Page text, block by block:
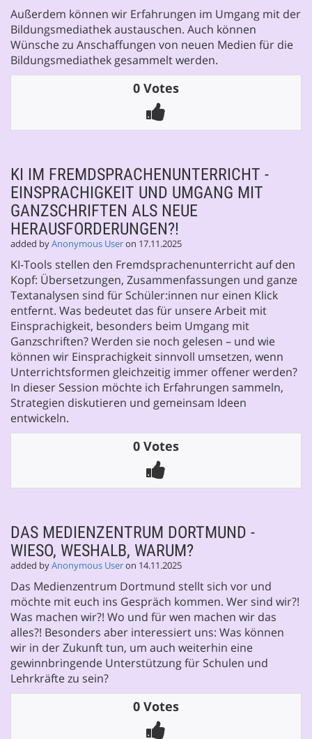
Außerdem können wir Erfahrungen im Umgang mit der
Bildungsmediathek austauschen. Auch können
Wünsche zu Anschaffungen von neuen Medien für die
Bildungsmediathek gesammelt werden.
0 Votes
KI IM FREMDSPRACHENUNTERRICHT -
EINSPRACHIGKEIT UND UMGANG MIT
GANZSCHRIFTEN ALS NEUE
HERAUSFORDERUNGEN?!
added byAnonymous Useron 17.11.2025
KI-Tools stellen den Fremdsprachenunterricht auf den
Kopf: Übersetzungen, Zusammenfassungen und ganze
Textanalysen sind für Schüler:innen nur einen Klick
entfernt. Was bedeutet das für unsere Arbeit mit
Einsprachigkeit, besonders beim Umgang mit
Ganzschriften? Werden sie noch gelesen – und wie
können wir Einsprachigkeit sinnvoll umsetzen, wenn
Unterrichtsformen gleichzeitig immer offener werden?
In dieser Session möchte ich Erfahrungen sammeln,
Strategien diskutieren und gemeinsam Ideen
entwickeln.
0 Votes
DAS MEDIENZENTRUM DORTMUND -
WIESO, WESHALB, WARUM?
added byAnonymous Useron 14.11.2025
Das Medienzentrum Dortmund stellt sich vor und
möchte mit euch ins Gespräch kommen. Wer sind wir?!
Was machen wir?! Wo und für wen machen wir das
alles?! Besonders aber interessiert uns: Was können
wir in der Zukunft tun, um auch weiterhin eine
gewinnbringende Unterstützung für Schulen und
Lehrkräfte zu sein?
0 Votes